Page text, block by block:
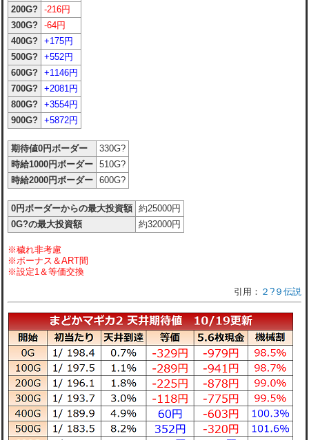
200G?
-216円
300G?
-64円
400G?
+175円
500G?
+552円
600G?
+1146円
700G?
+2081円
800G?
+3554円
900G?
+5872円
期待値0円ボーダー
330G?
時給1000円ボーダー
510G?
時給2000円ボーダー
600G?
0円ボーダーからの最大投資額
約25000円
0G?の最大投資額
約32000円
※穢れ非考慮
※ボーナス＆ART間
※設定1＆等価交換
２?９伝説